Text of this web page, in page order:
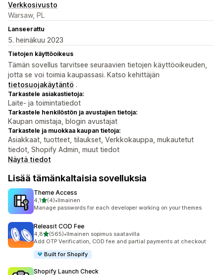
Verkkosivusto
Warsaw, PL
Lanseerattu
5. heinäkuu 2023
Tietojen käyttöoikeus
Tämän sovellus tarvitsee seuraavien tietojen käyttöoikeuden,
jotta se voi toimia kaupassasi. Katso kehittäjän
tietosuojakäytäntö .
Tarkastele asiakastietoja:
Laite- ja toimintatiedot
Tarkastele henkilöstön ja avustajien tietoja:
Kaupan omistaja, blogin avustajat
Tarkastele ja muokkaa kaupan tietoja:
Asiakkaat, tuotteet, tilaukset, Verkkokauppa, mukautetut
tiedot, Shopify Admin, muut tiedot
Näytä tiedot
Lisää tämänkaltaisia sovelluksia
Theme Access
4,1/ 5 tähteä
(4)
4 arvostelua yhteensä
•Ilmainen
Manage passwords for each developer working on your themes
Releasit COD Fee
4,8/ 5 tähteä
(565)
565 arvostelua yhteensä
•Ilmainen sopimus saatavilla
Add OTP Verification, COD fee and partial payments at checkout
Built for Shopify
Shopify Launch Check